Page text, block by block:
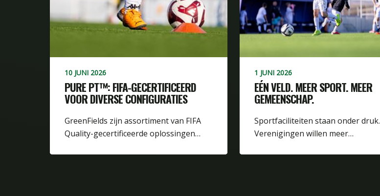
10 JUNI 2026
PURE PT™: FIFA-GECERTIFICEERD
VOOR DIVERSE CONFIGURATIES
GreenFields zijn assortiment van FIFA
Quality-gecertificeerde oplossingen…
1 JUNI 2026
EÉN VELD. MEER SPORT. MEER
GEMEENSCHAP.
Sportfaciliteiten staan onder druk.
Verenigingen willen meer…